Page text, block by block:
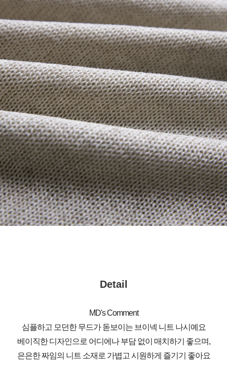
Detail
MD's Comment
심플하고 모던한 무드가 돋보이는 브이넥 니트 나시예요
베이직한 디자인으로 어디에나 부담 없이 매치하기 좋으며,
은은한 짜임의 니트 소재로 가볍고 시원하게 즐기기 좋아요